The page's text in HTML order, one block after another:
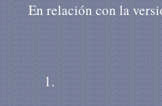
En relación con la
1.